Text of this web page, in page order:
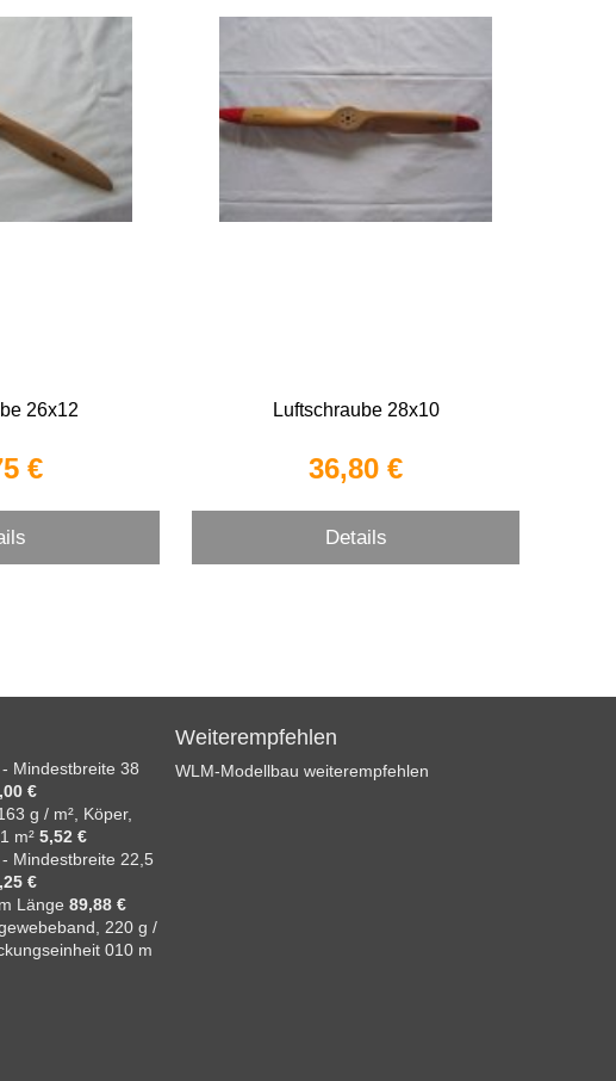
26x12
€
Luftschraube 28x10
36,80 €
Details
Mindestbreite 38
€
g / m², Köper,
m² 5,52 €
Mindestbreite 22,5
€
Länge 89,88 €
220 g /
010 m
Weiterempfehlen
WLM-Modellbau weiterempfehlen